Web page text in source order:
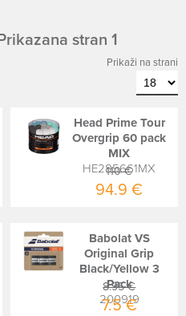
stran 1
Prikaži na strani
Head Prime Tour
Overgrip 60 pack
MIX
HE285661MX
110 €
94.9 €
Babolat VS
Original Grip
Black/Yellow 3
Pack
200919
8.95 €
7.5 €